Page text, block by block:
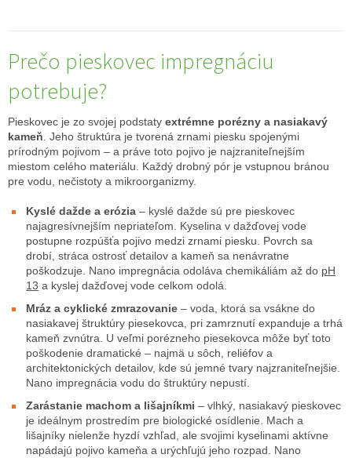
Prečo pieskovec impregnáciu
potrebuje?
Pieskovec je zo svojej podstaty extrémne porézny a nasiakavý
kameň . Jeho štruktúra je tvorená zrnami piesku spojenými
prírodným pojivom – a práve toto pojivo je najzraniteľnejším
miestom celého materiálu. Každý drobný pór je vstupnou bránou
pre vodu, nečistoty a mikroorganizmy.
Kyslé dažde a erózia – kyslé dažde sú pre pieskovec
najagresívnejším nepriateľom. Kyselina v dažďovej vode
postupne rozpúšťa pojivo medzi zrnami piesku. Povrch sa
drobí, stráca ostrosť detailov a kameň sa nenávratne
poškodzuje. Nano impregnácia odoláva chemikáliám až do pH
13 a kyslej dažďovej vode celkom odolá.
Mráz a cyklické zmrazovanie – voda, ktorá sa vsákne do
nasiakavej štruktúry piesekovca, pri zamrznutí expanduje a trhá
kameň zvnútra. U veľmi porézneho piesekovca môže byť toto
poškodenie dramatické – najmä u sôch, reliéfov a
architektonických detailov, kde sú jemné tvary najzraniteľnejšie.
Nano impregnácia vodu do štruktúry nepustí.
Zarástanie machom a lišajníkmi – vlhký, nasiakavý pieskovec
je ideálnym prostredím pre biologické osídlenie. Mach a
lišajníky nielenže hyzdí vzhľad, ale svojimi kyselinami aktívne
napádajú pojivo kameňa a urýchľujú jeho rozpad. Nano